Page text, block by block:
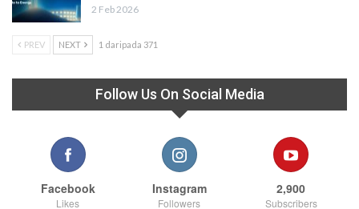
2 Feb 2026
PREV NEXT 1 daripada 371
Follow Us On Social Media
Facebook
Likes
Instagram
Followers
2,900
Subscribers